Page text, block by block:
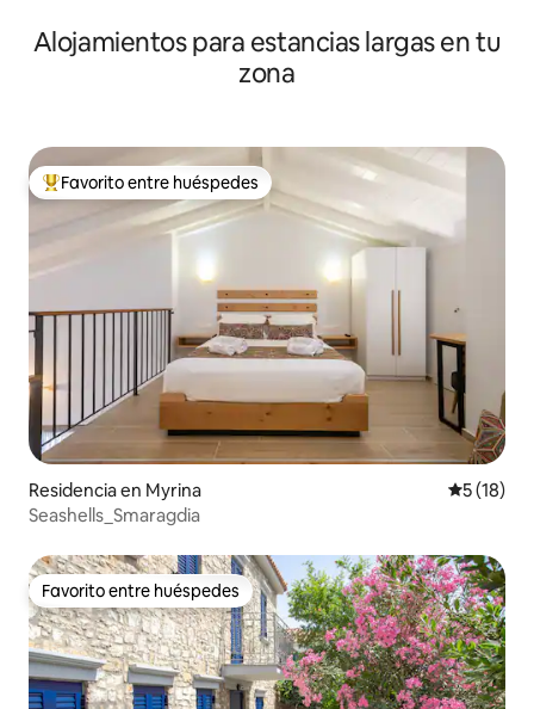
Alojamientos para estancias largas en tu
zona
De los mejores en Favorito entre huéspedes
Favorito entre huéspedes
Residencia en Myrina
5 (18)
Seashells_Smaragdia
Favorito entre huéspedes
Favorito entre huéspedes